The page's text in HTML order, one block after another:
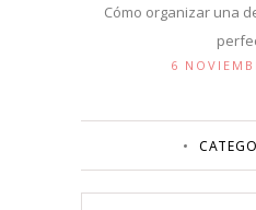
Cómo organizar una
6